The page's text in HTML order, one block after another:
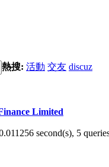
熱搜: 活動 交友 discuz
Limited
second(s), 5